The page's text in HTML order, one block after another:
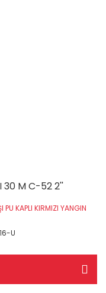
30 M C-52 2''
PU KAPLI KIRMIZI YANGIN
U